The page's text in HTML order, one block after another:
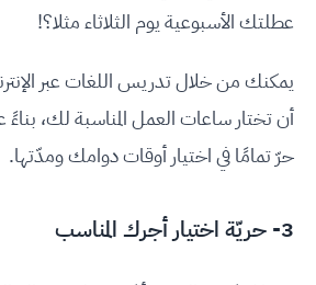
عطلتك الأسبوعية يوم الثلاثاء مثلا؟!
يمكنك من خلال تدريس اللغات عبر
أن تختار ساعات العمل المناسبة لك،
حرّ تمامًا في اختيار أوقات دوامك ومدّتها.
3- حريّة اختيار أجرك المناسب